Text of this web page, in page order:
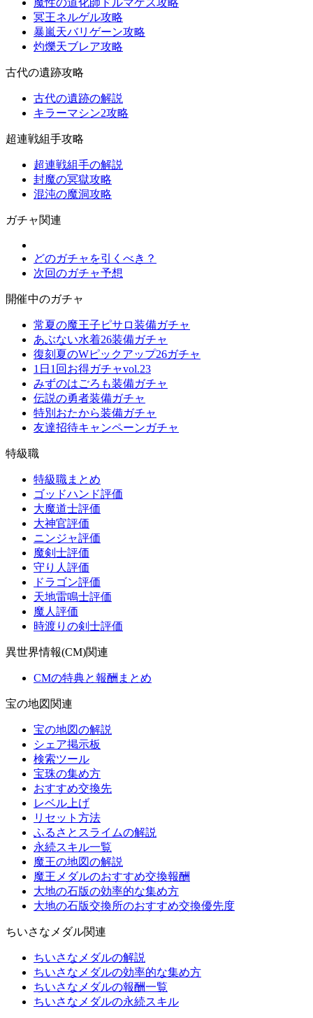
魔性の道化師ドルマゲス攻略
冥王ネルゲル攻略
暴嵐天バリゲーン攻略
灼爍天ブレア攻略
古代の遺跡攻略
古代の遺跡の解説
キラーマシン2攻略
超連戦組手攻略
超連戦組手の解説
封魔の冥獄攻略
混沌の魔洞攻略
ガチャ関連
どのガチャを引くべき？
次回のガチャ予想
開催中のガチャ
常夏の魔王子ピサロ装備ガチャ
あぶない水着26装備ガチャ
復刻夏のWピックアップ26ガチャ
1日1回お得ガチャvol.23
みずのはごろも装備ガチャ
伝説の勇者装備ガチャ
特別おたから装備ガチャ
友達招待キャンペーンガチャ
特級職
特級職まとめ
ゴッドハンド評価
大魔道士評価
大神官評価
ニンジャ評価
魔剣士評価
守り人評価
ドラゴン評価
天地雷鳴士評価
魔人評価
時渡りの剣士評価
異世界情報(CM)関連
CMの特典と報酬まとめ
宝の地図関連
宝の地図の解説
シェア掲示板
検索ツール
宝珠の集め方
おすすめ交換先
レベル上げ
リセット方法
ふるさとスライムの解説
永続スキル一覧
魔王の地図の解説
魔王メダルのおすすめ交換報酬
大地の石版の効率的な集め方
大地の石版交換所のおすすめ交換優先度
ちいさなメダル関連
ちいさなメダルの解説
ちいさなメダルの効率的な集め方
ちいさなメダルの報酬一覧
ちいさなメダルの永続スキル